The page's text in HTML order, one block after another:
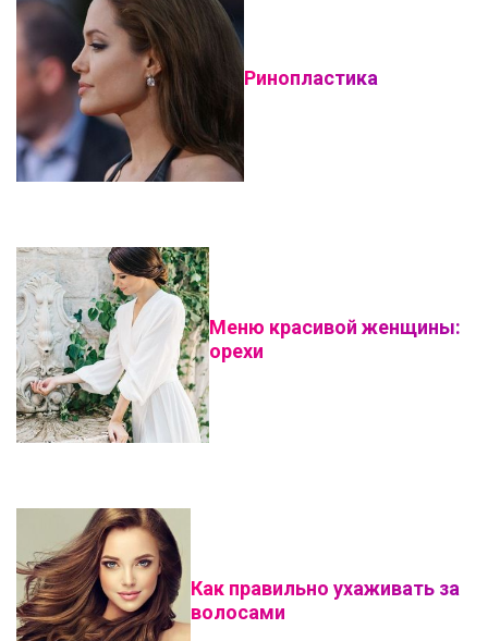
Ринопластика
Меню красивой женщины:
орехи
Как правильно ухаживать за
волосами